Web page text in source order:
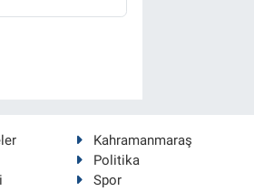
Kahramanmaraş
Politika
Spor